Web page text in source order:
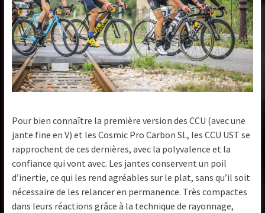
Pour bien connaître la première version des CCU (avec une
jante fine en V) et les Cosmic Pro Carbon SL, les CCU UST se
rapprochent de ces dernières, avec la polyvalence et la
confiance qui vont avec. Les jantes conservent un poil
d’inertie, ce qui les rend agréables sur le plat, sans qu’il soit
nécessaire de les relancer en permanence. Très compactes
dans leurs réactions grâce à la technique de rayonnage,